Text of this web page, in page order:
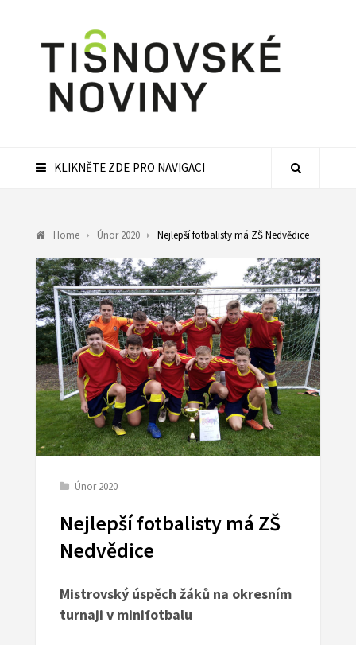
KLIKNĚTE ZDE PRO NAVIGACI
Home Únor 2020 Nejlepší fotbalisty má ZŠ Nedvědice
Únor 2020
Nejlepší fotbalisty má ZŠ
Nedvědice
Mistrovský úspěch žáků na okresním
turnaji v minifotbalu